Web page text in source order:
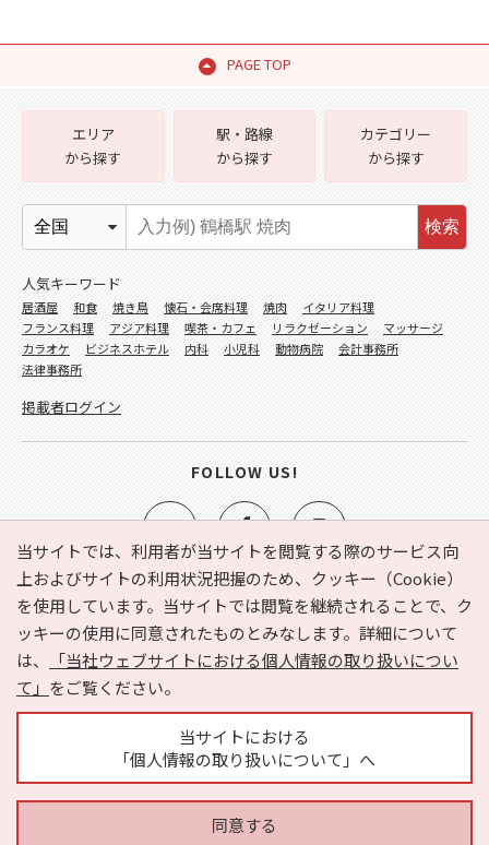
PAGE TOP
当サイトでは、利用者が当サイトを閲覧する際のサービス向
上およびサイトの利用状況把握のため、クッキー（Cookie）
を使用しています。当サイトでは閲覧を継続されることで、ク
ッキーの使用に同意されたものとみなします。詳細について
は、
「当社ウェブサイトにおける個人情報の取り扱いについ
て」 をご覧ください。
当サイトにおける
「個人情報の取り扱いについて」へ
同意する
e-NAVITA（イーナビタ）とは？ お気に入り
ヘルプ
利用規約
個人情報の取り扱いについて
運営会社
サイトマップ
広告掲載に関するお問い合わせ
エリア
から探す
駅・路線
から探す
カテゴリー
から探す
検索
人気キーワード
居酒屋 和食 焼き鳥 懐石・会席料理 焼肉
イタリア料理
フランス料理
アジア料理 喫茶・カフェ リラクゼーション
マッサージ
カラオケ
ビジネスホテル 内科 小児科 動物病院
会計事務所
法律事務所
掲載者ログイン
FOLLOW US!